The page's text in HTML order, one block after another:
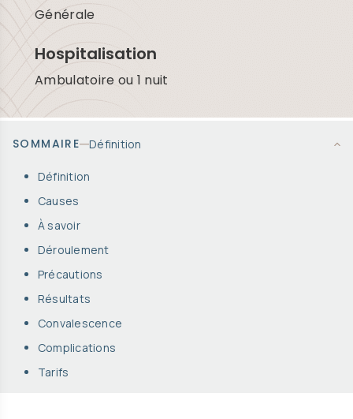
Générale
Hospitalisation
Ambulatoire ou 1 nuit
SOMMAIRE Définition
Définition
Causes
À savoir
Déroulement
Précautions
Résultats
Convalescence
Complications
Tarifs